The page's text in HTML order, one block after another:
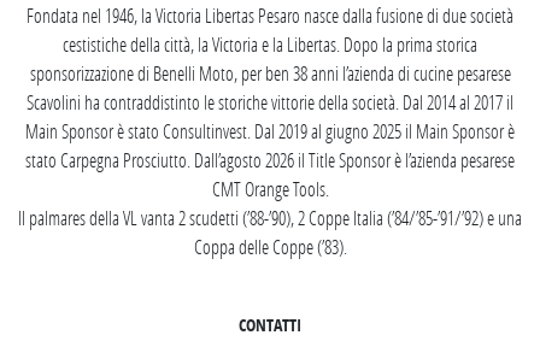
Fondata nel 1946, la Victoria Libertas Pesaro nasce dalla fusione di due società
cestistiche della città, la Victoria e la Libertas. Dopo la prima storica
sponsorizzazione di Benelli Moto, per ben 38 anni l’azienda di cucine pesarese
Scavolini ha contraddistinto le storiche vittorie della società. Dal 2014 al 2017 il
Main Sponsor è stato Consultinvest. Dal 2019 al giugno 2025 il Main Sponsor è
stato Carpegna Prosciutto. Dall’agosto 2026 il Title Sponsor è l’azienda pesarese
CMT Orange Tools.
Il palmares della VL vanta 2 scudetti (’88-’90), 2 Coppe Italia (’84/’85-’91/’92) e una
Coppa delle Coppe (’83).
CONTATTI